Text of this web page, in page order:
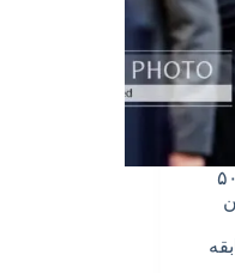
خانواده‌های کارگری برای زنده ماندن و بقا به ۵۰